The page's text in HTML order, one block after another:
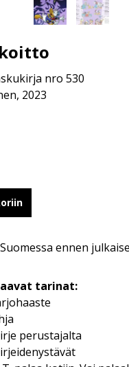
nro 530
2023
ennen
tarinat:
perustajalta